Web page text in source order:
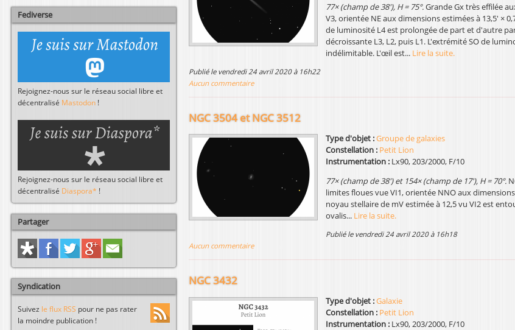
77× (champ de 38'), H = 75°.Grande Gx très effilée
V3, orientée NE aux dimensions estimées à 13,5' ×
de luminosité L4 est prolongée de part et d'autre
décroissante L3, L2, puis L1. L'extrémité SO de
indélimitable. L'œil est... Lire la suite.
publié le vendredi 24 avril 2020 à 16h22
Aucun commentaire
NGC 3504 et NGC 3512
Type d'objet :Groupe de galaxies
Constellation : Petit Lion
Instrumentation : Lx90, 203/2000, F/10
77× (champ de 38') et 154× (champ de 17'), H = 70°.
limites floues vue VI1, orientée NNO aux
noyau stellaire de mV estimée à 12,5 vu VI2 est
ovalis... Lire la suite.
publié le vendredi 24 avril 2020 à 16h18
Aucun commentaire
NGC 3432
Type d'objet :Galaxie
Constellation : Petit Lion
Instrumentation : Lx90, 203/2000, F/10
rFediverse
Rejoignez-nous sur le réseau social libre et
décentralisé Mastodon !
Rejoignez-nous sur le réseau social libre et
décentralisé Diaspora* !
Partager
Syndication
Suivez le flux RSS pour ne pas rater
la moindre publication !